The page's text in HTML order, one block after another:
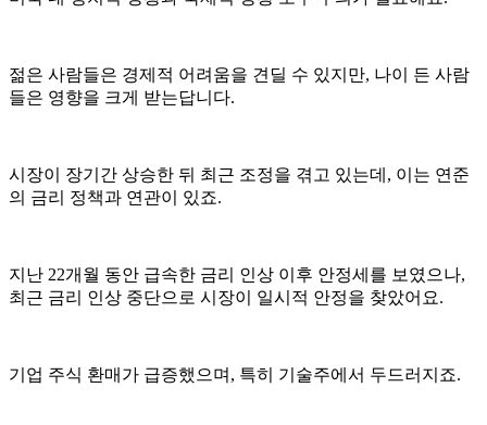
젊은 사람들은 경제적 어려움을 견딜 수 있지만, 나이 든 사람
들은 영향을 크게 받는답니다.
시장이 장기간 상승한 뒤 최근 조정을 겪고 있는데, 이는 연준
의 금리 정책과 연관이 있죠.
지난 22개월 동안 급속한 금리 인상 이후 안정세를 보였으나,
최근 금리 인상 중단으로 시장이 일시적 안정을 찾았어요.
기업 주식 환매가 급증했으며, 특히 기술주에서 두드러지죠.